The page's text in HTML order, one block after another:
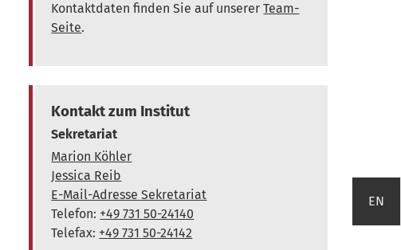
EN
Kontaktdaten finden Sie auf unsererTeam-
Seite.
Kontakt zum Institut
Sekretariat
Marion Köhler
Jessica Reib
E-Mail-Adresse Sekretariat
Telefon: +49 731 50-24140
Telefax: +49 731 50-24142